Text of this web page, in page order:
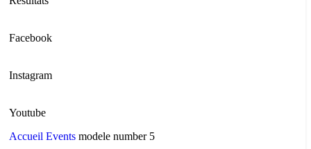
Facebook
Instagram
Youtube
Accueil Events modele number 5